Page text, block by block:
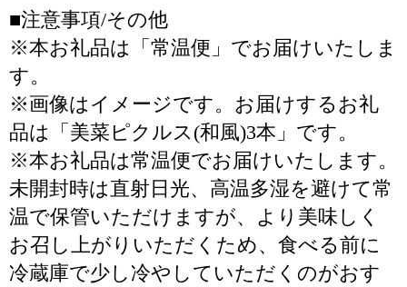
■注意事項/その他
※本お礼品は「常温便」でお届けいたしま
す。
※画像はイメージです。お届けするお礼
品は「美菜ピクルス(和風)3本」です。
※本お礼品は常温便でお届けいたします。
未開封時は直射日光、高温多湿を避けて常
温で保管いただけますが、より美味しく
お召し上がりいただくため、食べる前に
冷蔵庫で少し冷やしていただくのがおす